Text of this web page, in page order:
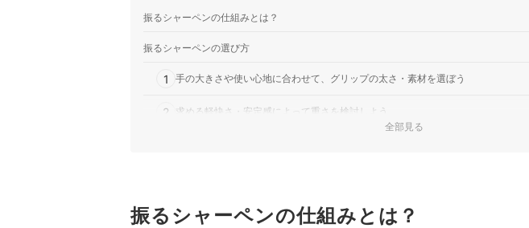
振るシャーペンの仕組みとは？
振るシャーペンの選び方
1 手の大きさや使い心地に合わせて、グリップの太さ・素材を選ぼう
2 求める軽快さ・安定感によって重さを検討しよう
振るシャーペンの直し方は？
全部見る
振るシャーペンの仕組みとは？